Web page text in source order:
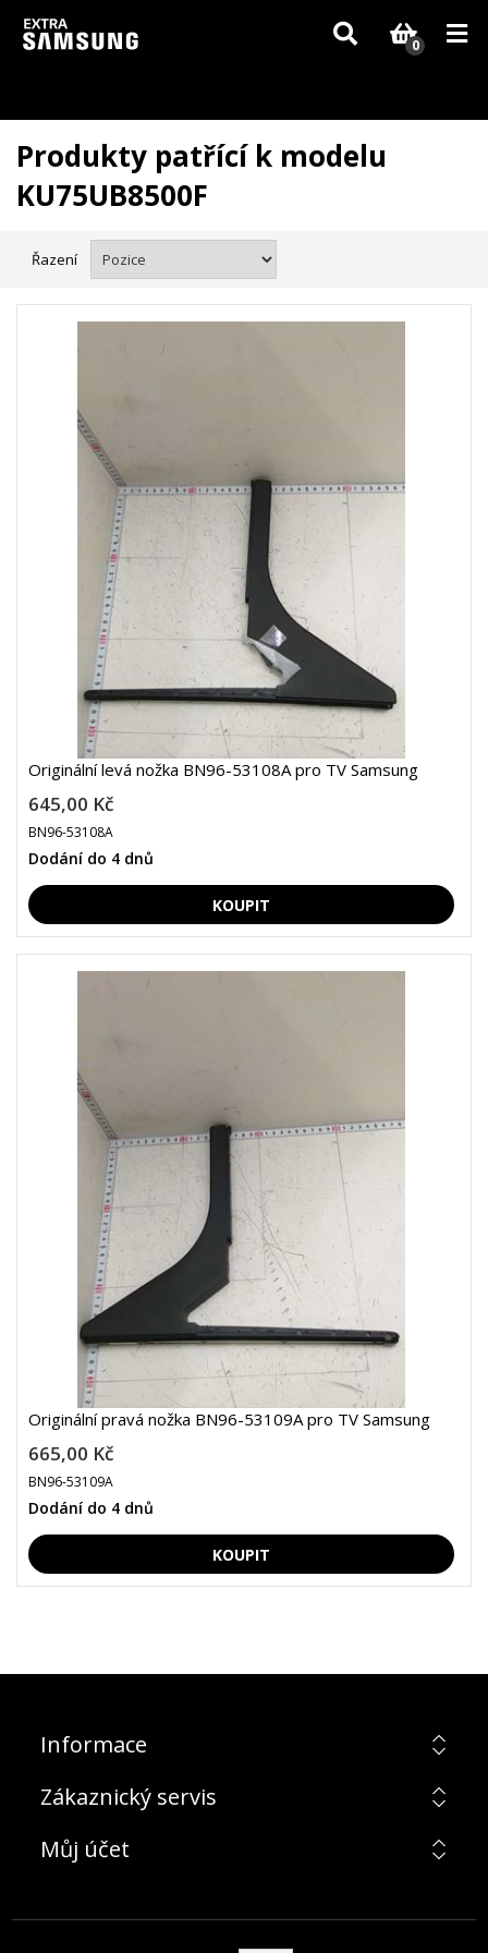
Vzhledem k aktuální situaci se může dodání dílů, které nejsou skladem,
zpozdit. Děkujeme za pochopení.
0
Produkty patřící k modelu
KU75UB8500F
Řazení
Originální levá nožka BN96-53108A pro TV Samsung
645,00 Kč
BN96-53108A
Dodání do 4 dnů
Originální pravá nožka BN96-53109A pro TV Samsung
665,00 Kč
BN96-53109A
Dodání do 4 dnů
Informace
Zákaznický servis
Můj účet